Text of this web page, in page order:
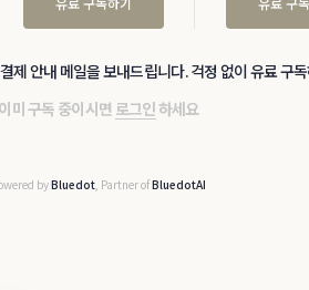
제 안내 메일을 보내드립니다. 걱정 없이 유료 구
이미 구독 중이시면 로그인 하세요
byBluedot, Partner ofBluedotAI